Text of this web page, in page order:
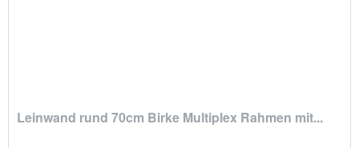
Leinwand rund 70cm Birke Multiplex Rahmen mit...